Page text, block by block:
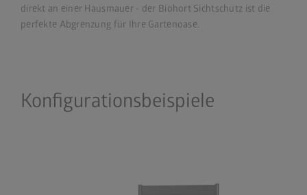
direkt an einer Hausmauer - der Biohort Sichtschutz ist die
perfekte Abgrenzung für Ihre Gartenoase.
Konfigurationsbeispiele